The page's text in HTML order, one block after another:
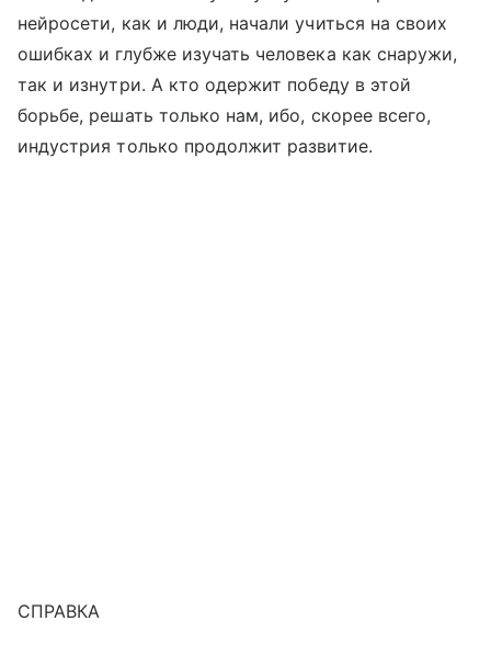
нейросети, как и люди, начали учиться на своих
ошибках и глубже изучать человека как снаружи,
так и изнутри. А кто одержит победу в этой
борьбе, решать только нам, ибо, скорее всего,
индустрия только продолжит развитие.
СПРАВКА